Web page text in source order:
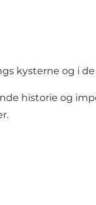
kysterne og i de
historie og